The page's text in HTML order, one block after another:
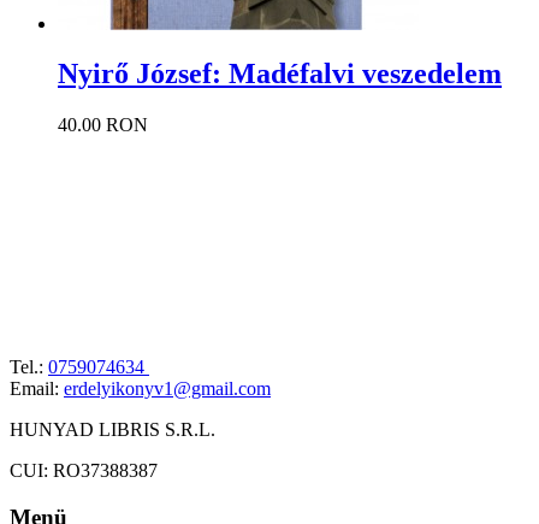
Nyirő József: Madéfalvi veszedelem
40.00 RON
Tel.: 0759074634
Email: erdelyikonyv1@gmail.com
HUNYAD LIBRIS S.R.L.
CUI: RO37388387
Menü